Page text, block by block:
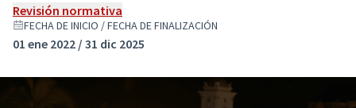
Revisión normativa
FECHA DE INICIO / FECHA DE FINALIZACIÓN
01 ene 2022 / 31 dic 2025